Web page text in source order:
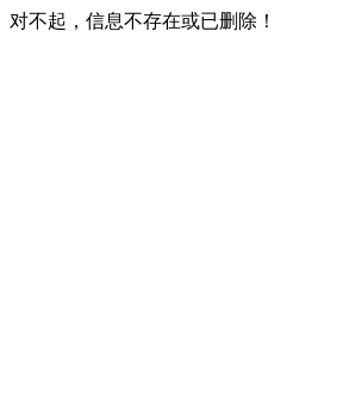
对不起，信息不存在或已删除！